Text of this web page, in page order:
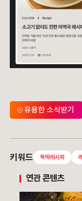
유용한 소식받기
키워드 뚝딱레시피
연관 콘텐츠